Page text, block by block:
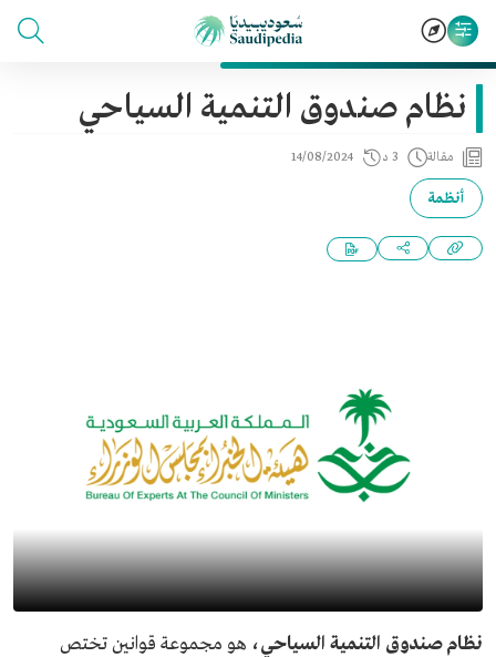
نظام صندوق التنمية السياحي
مقالة 3 د 14/08/2024
أنظمة
نظام صندوق التنمية السياحي، هو مجموعة قوانين تختص